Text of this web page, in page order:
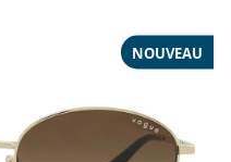
NOUVEAU